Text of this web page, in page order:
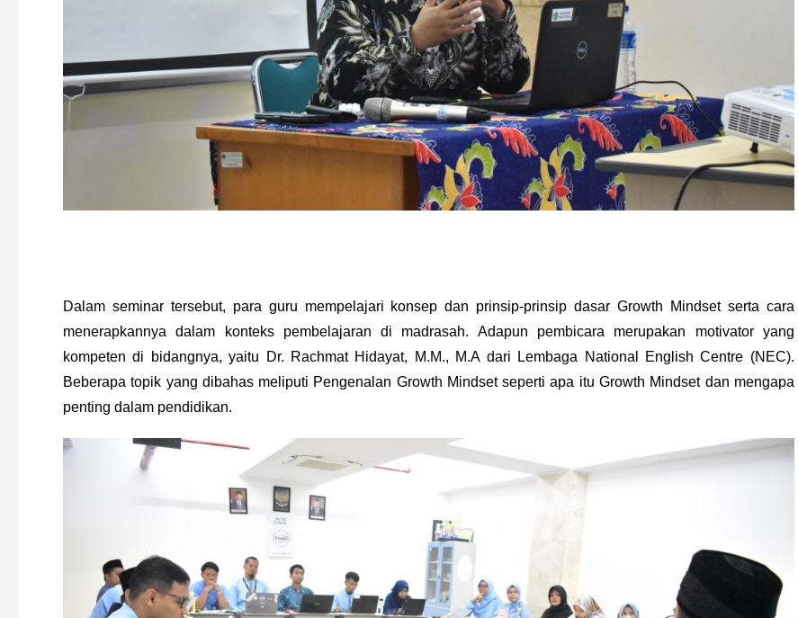
Dalam seminar tersebut, para guru mempelajari konsep dan prinsip-prinsip dasar Growth Mindset serta cara
menerapkannya dalam konteks pembelajaran di madrasah. Adapun pembicara merupakan motivator yang
kompeten di bidangnya, yaitu Dr. Rachmat Hidayat, M.M., M.A dari Lembaga National English Centre (NEC).
Beberapa topik yang dibahas meliputi Pengenalan Growth Mindset seperti apa itu Growth Mindset dan mengapa
penting dalam pendidikan.